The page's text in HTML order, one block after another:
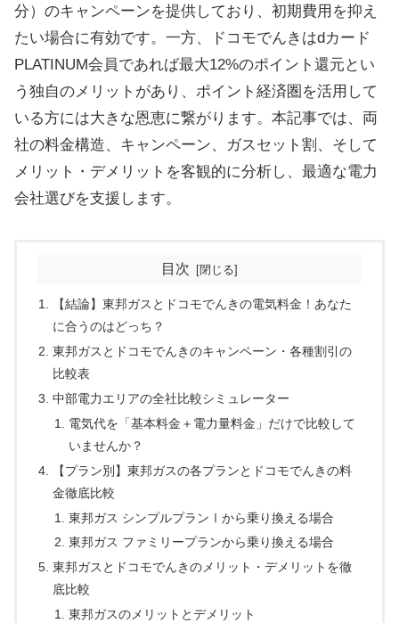
分）のキャンペーンを提供しており、初期費用を抑え
たい場合に有効です。一方、ドコモでんきはdカード
PLATINUM会員であれば最大12%のポイント還元とい
う独自のメリットがあり、ポイント経済圏を活用して
いる方には大きな恩恵に繋がります。本記事では、両
社の料金構造、キャンペーン、ガスセット割、そして
メリット・デメリットを客観的に分析し、最適な電力
会社選びを支援します。
目次
【結論】東邦ガスとドコモでんきの電気料金！あなた
に合うのはどっち？
東邦ガスとドコモでんきのキャンペーン・各種割引の
比較表
中部電力エリアの全社比較シミュレーター
電気代を「基本料金＋電力量料金」だけで比較して
いませんか？
【プラン別】東邦ガスの各プランとドコモでんきの料
金徹底比較
東邦ガス シンプルプランⅠから乗り換える場合
東邦ガス ファミリープランから乗り換える場合
東邦ガスとドコモでんきのメリット・デメリットを徹
底比較
東邦ガスのメリットとデメリット